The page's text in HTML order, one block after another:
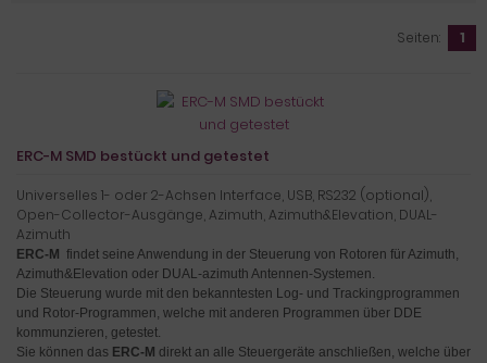
Seiten: 1
ERC-M SMD bestückt und getestet
Universelles 1- oder 2-Achsen Interface, USB, RS232 (optional),
Open-Collector-Ausgänge, Azimuth, Azimuth&Elevation, DUAL-
Azimuth
ERC-M findet seine Anwendung in der Steuerung von Rotoren für Azimuth,
Azimuth&Elevation oder DUAL-azimuth Antennen-Systemen.
Die Steuerung wurde mit den bekanntesten Log- und Trackingprogrammen
und Rotor-Programmen, welche mit anderen Programmen über DDE
kommunzieren, getestet.
Sie können das ERC-M direkt an alle Steuergeräte anschließen, welche über